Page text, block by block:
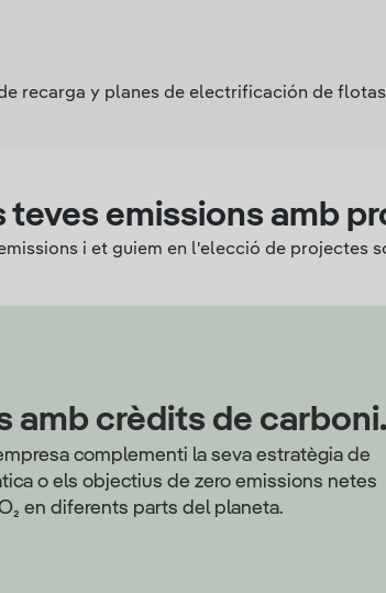
recarga y planes de electrificación de
teves emissions amb
i et guiem en l'elecció de projectes
amb crèdits de carboni.
complementi la seva estratègia de
o els objectius de zero emissions netes
en diferents parts del planeta.